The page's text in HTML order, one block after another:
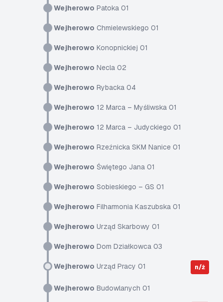
Wejherowo Patoka 01
Wejherowo Chmielewskiego 01
Wejherowo Konopnickiej 01
Wejherowo Necla 02
Wejherowo Rybacka 04
Wejherowo 12 Marca – Myśliwska 01
Wejherowo 12 Marca – Judyckiego 01
Wejherowo Rzeźnicka SKM Nanice 01
Wejherowo Świętego Jana 01
Wejherowo Sobieskiego – GS 01
Wejherowo Filharmonia Kaszubska 01
Wejherowo Urząd Skarbowy 01
Wejherowo Dom Działkowca 03
Wejherowo Urząd Pracy 01 n/ż
Wejherowo Budowlanych 01